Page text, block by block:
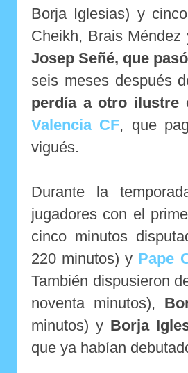
Borja Iglesias) y
Cheikh, Brais
Josep Señé, que
seis meses después
perdía a otro ilustre
Valencia CF, que
vigués.
Durante la
jugadores con el
cinco minutos
220 minutos) y Pape
También dispusieron
noventa minutos),
minutos) y Borja
que ya habían